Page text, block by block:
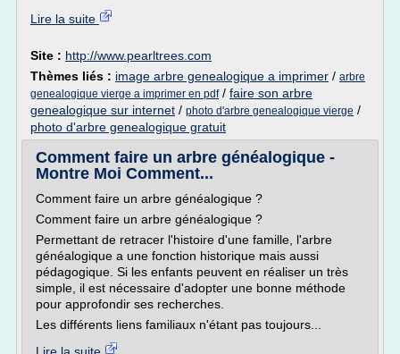
Lire la suite
Site : http://www.pearltrees.com
Thèmes liés : image arbre genealogique a imprimer / arbre
genealogique vierge a imprimer en pdf/ faire son arbre
genealogique sur internet / photo d'arbre genealogique vierge /
photo d'arbre genealogique gratuit
Comment faire un arbre généalogique -
Montre Moi Comment...
Comment faire un arbre généalogique ?
Comment faire un arbre généalogique ?
Permettant de retracer l'histoire d'une famille, l'arbre
généalogique a une fonction historique mais aussi
pédagogique. Si les enfants peuvent en réaliser un très
simple, il est nécessaire d'adopter une bonne méthode
pour approfondir ses recherches.
Les différents liens familiaux n'étant pas toujours...